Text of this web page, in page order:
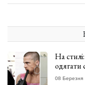
На
08 Березня